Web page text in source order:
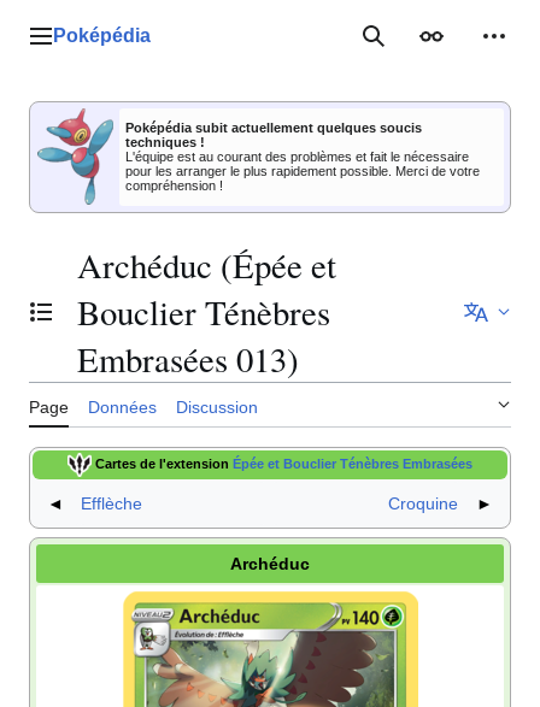
Menu principal
Poképédia RechercherApparence
Poképédia subit actuellement quelques soucis
techniques !
L'équipe est au courant des problèmes et fait le nécessaire
pour les arranger le plus rapidement possible. Merci de votre
compréhension !
Basculer la table des matières
Archéduc (Épée et
Bouclier Ténèbres
Embrasées 013)
Page Données Discussion
Cartes de l'extension Épée et Bouclier Ténèbres Embrasées
◄ Efflèche Croquine ►
Archéduc